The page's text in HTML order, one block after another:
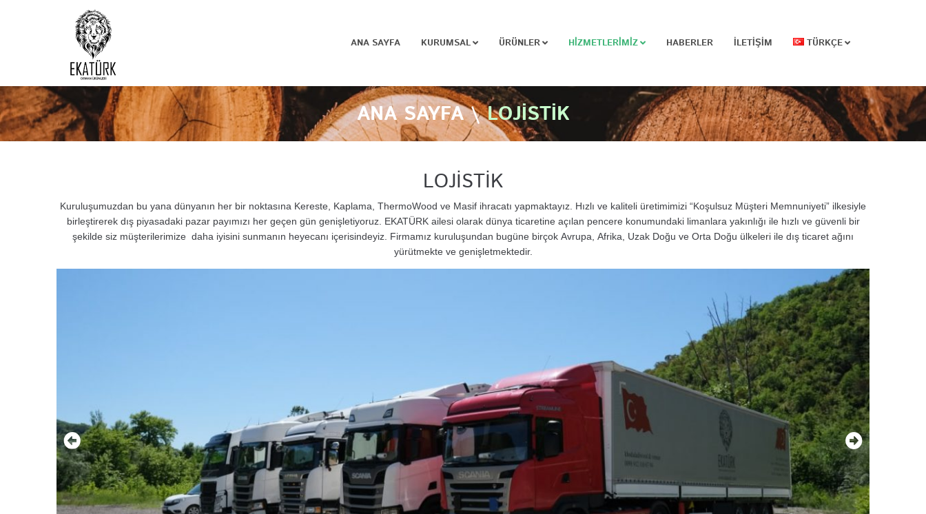
ANA SAYFA KURUMSAL ÜRÜNLER HİZMETLERİMİZ HABERLER İLETİŞİM TÜRKÇE
ANA SAYFA \ LOJİSTİK
LOJİSTİK
Kuruluşumuzdan bu yana dünyanın her bir noktasına Kereste, Kaplama, ThermoWood ve Masif ihracatı yapmaktayız. Hızlı ve kaliteli üretimimizi “Koşulsuz Müşteri Memnuniyeti” ilkesiyle
birleştirerek dış piyasadaki pazar payımızı her geçen gün genişletiyoruz. EKATÜRK ailesi olarak dünya ticaretine açılan pencere konumundaki limanlara yakınlığı ile hızlı ve güvenli bir
şekilde siz müşterilerimize daha iyisini sunmanın heyecanı içerisindeyiz. Firmamız kuruluşundan bugüne birçok Avrupa, Afrika, Uzak Doğu ve Orta Doğu ülkeleri ile dış ticaret ağını
yürütmekte ve genişletmektedir.